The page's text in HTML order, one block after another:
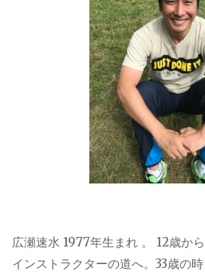
広瀬速水 1977年生まれ 。 12歳か
インストラクターの道へ。33歳の